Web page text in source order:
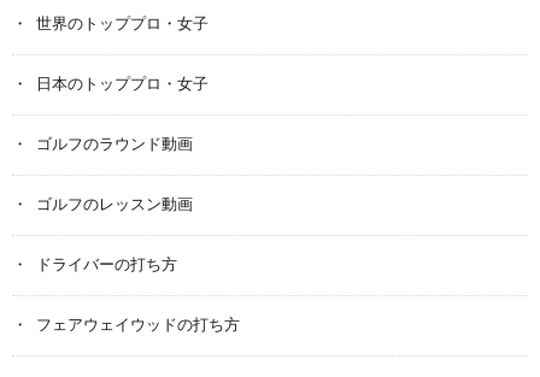
世界のトッププロ・女子
日本のトッププロ・女子
ゴルフのラウンド動画
ゴルフのレッスン動画
ドライバーの打ち方
フェアウェイウッドの打ち方